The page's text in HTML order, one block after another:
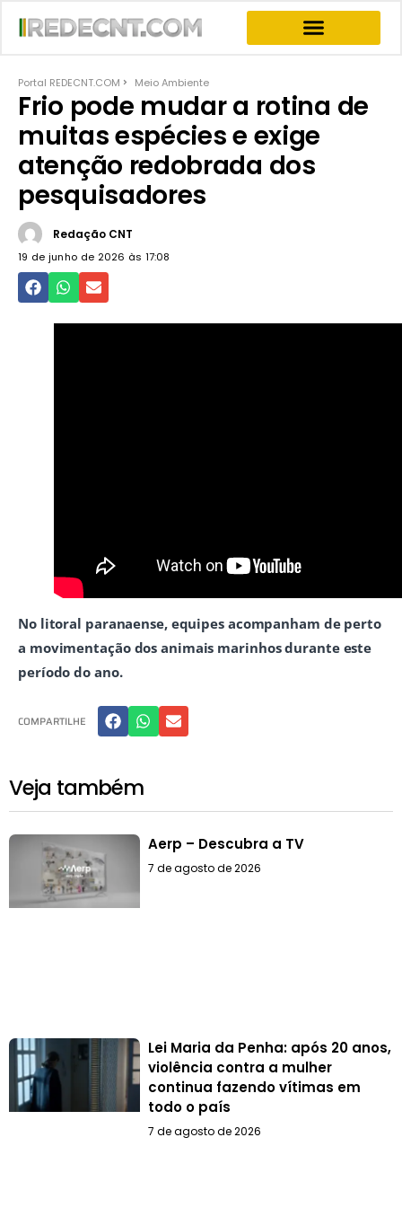
Portal REDECNT.COM Meio Ambiente
Frio pode mudar a rotina de
muitas espécies e exige
atenção redobrada dos
pesquisadores
Redação CNT
19 de junho de 2026 às 17:08
No litoral paranaense, equipes acompanham de perto
a movimentação dos animais marinhos durante este
período do ano.
COMPARTILHE
Veja também
Aerp – Descubra a TV
7 de agosto de 2026
Lei Maria da Penha: após 20 anos,
violência contra a mulher
continua fazendo vítimas em
todo o país
7 de agosto de 2026